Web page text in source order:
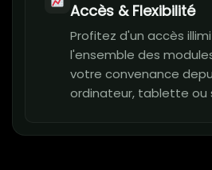
Accès & Flexibilité
Profitez d'un accès
l'ensemble des
votre convenance
ordinateur, tablette ou